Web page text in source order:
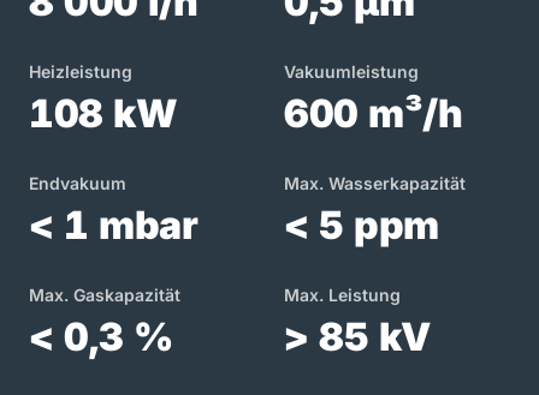
Heizleistung
108 kW
Vakuumleistung
600 m³/h
Endvakuum
< 1 mbar
Max. Wasserkapazität
< 5 ppm
Max. Gaskapazität
< 0,3 %
Max. Leistung
> 85 kV